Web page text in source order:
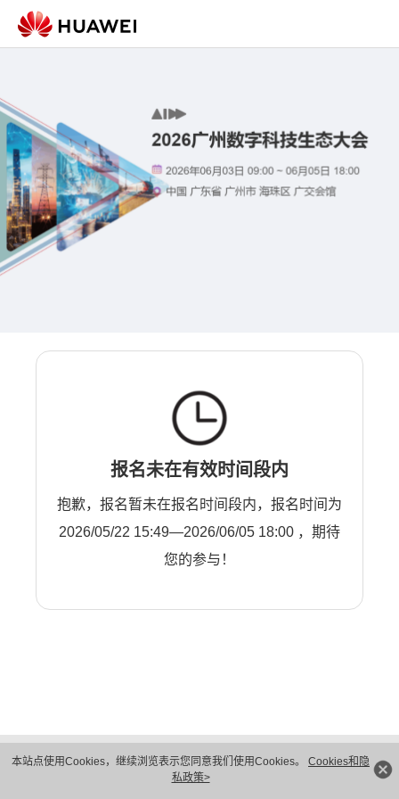
本站点使用Cookies，继续浏览表示您同意我们使用Cookies。 Cookies和隐
私政策>
报名未在有效时间段内
抱歉，报名暂未在报名时间段内，报名时间为
2026/05/22 15:49—2026/06/05 18:00 ，期待
您的参与！
隐私保护
法律声明